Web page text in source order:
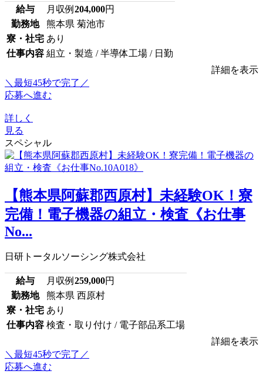
給与 月収例 204,000円
勤務地
熊本県 菊池市
寮・社宅 あり
仕事内容 組立・製造 / 半導体工場 / 日勤
詳細を表示
＼最短45秒で完了／
応募へ進む
詳しく
見る
スペシャル
【熊本県阿蘇郡西原村】未経験OK！寮
完備！電子機器の組立・検査《お仕事
No...
日研トータルソーシング株式会社
給与 月収例 259,000円
勤務地
熊本県 西原村
寮・社宅 あり
仕事内容 検査・取り付け / 電子部品系工場
詳細を表示
＼最短45秒で完了／
応募へ進む